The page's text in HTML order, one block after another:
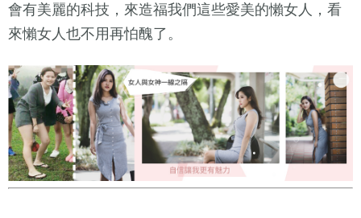
會有美麗的科技，來造福我們這些愛美的懶女人，看
來懶女人也不用再怕醜了。